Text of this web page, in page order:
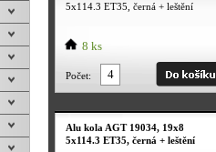
5x114.3 ET35, černá + leštění
8 ks
Počet:
Alu kola AGT 19034, 19x8
5x114.3 ET35, černá + leštění